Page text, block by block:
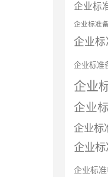
企业标
企业标准
企业
企业标准
企业
企业
企业标
企业
企业标